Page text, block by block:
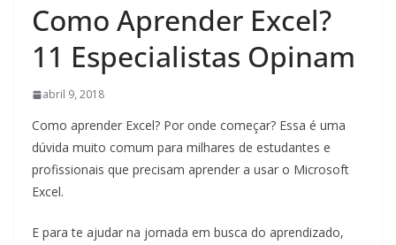
Como Aprender Excel?
11 Especialistas Opinam
abril 9, 2018
Como aprender Excel? Por onde começar? Essa é uma
dúvida muito comum para milhares de estudantes e
profissionais que precisam aprender a usar o Microsoft
Excel.
E para te ajudar na jornada em busca do aprendizado,